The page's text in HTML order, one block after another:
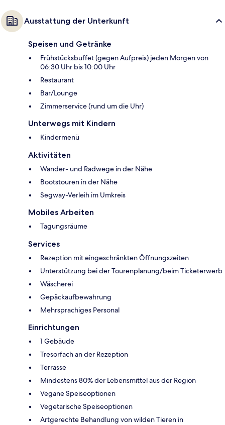
Ausstattung der Unterkunft
Speisen und Getränke
Frühstücksbuffet (gegen Aufpreis) jeden Morgen von
06:30 Uhr bis 10:00 Uhr
Restaurant
Bar/Lounge
Zimmerservice (rund um die Uhr)
Unterwegs mit Kindern
Kindermenü
Aktivitäten
Wander- und Radwege in der Nähe
Bootstouren in der Nähe
Segway-Verleih im Umkreis
Mobiles Arbeiten
Tagungsräume
Services
Rezeption mit eingeschränkten Öffnungszeiten
Unterstützung bei der Tourenplanung/beim Ticketerwerb
Wäscherei
Gepäckaufbewahrung
Mehrsprachiges Personal
Einrichtungen
1 Gebäude
Tresorfach an der Rezeption
Terrasse
Mindestens 80% der Lebensmittel aus der Region
Vegane Speiseoptionen
Vegetarische Speiseoptionen
Artgerechte Behandlung von wilden Tieren in